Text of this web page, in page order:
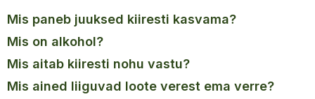
mis paneb juuksed kiiresti kasvama?
mis on alkohol?
mis aitab kiiresti nohu vastu?
mis ained liiguvad loote verest ema verre?